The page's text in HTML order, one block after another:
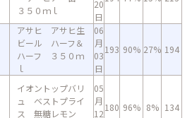
３５０ｍｌ
20
日
アサヒ アサヒ生
ビール ハーフ＆
ハーフ ３５０ｍ
ｌ
06
月
03
日
193 90% 27% 194
イオントップバリ
ュ ベストプライ
ス 無糖レモン
05
月
12
180 96% 8% 134